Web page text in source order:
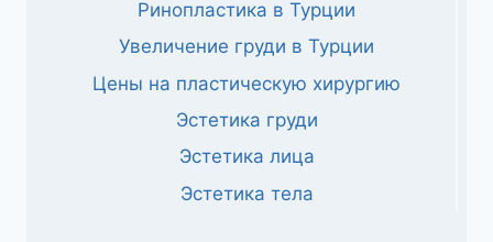
Ринопластика в Турции
Увеличение груди в Турции
Цены на пластическую хирургию
Эстетика груди
Эстетика лица
Эстетика тела